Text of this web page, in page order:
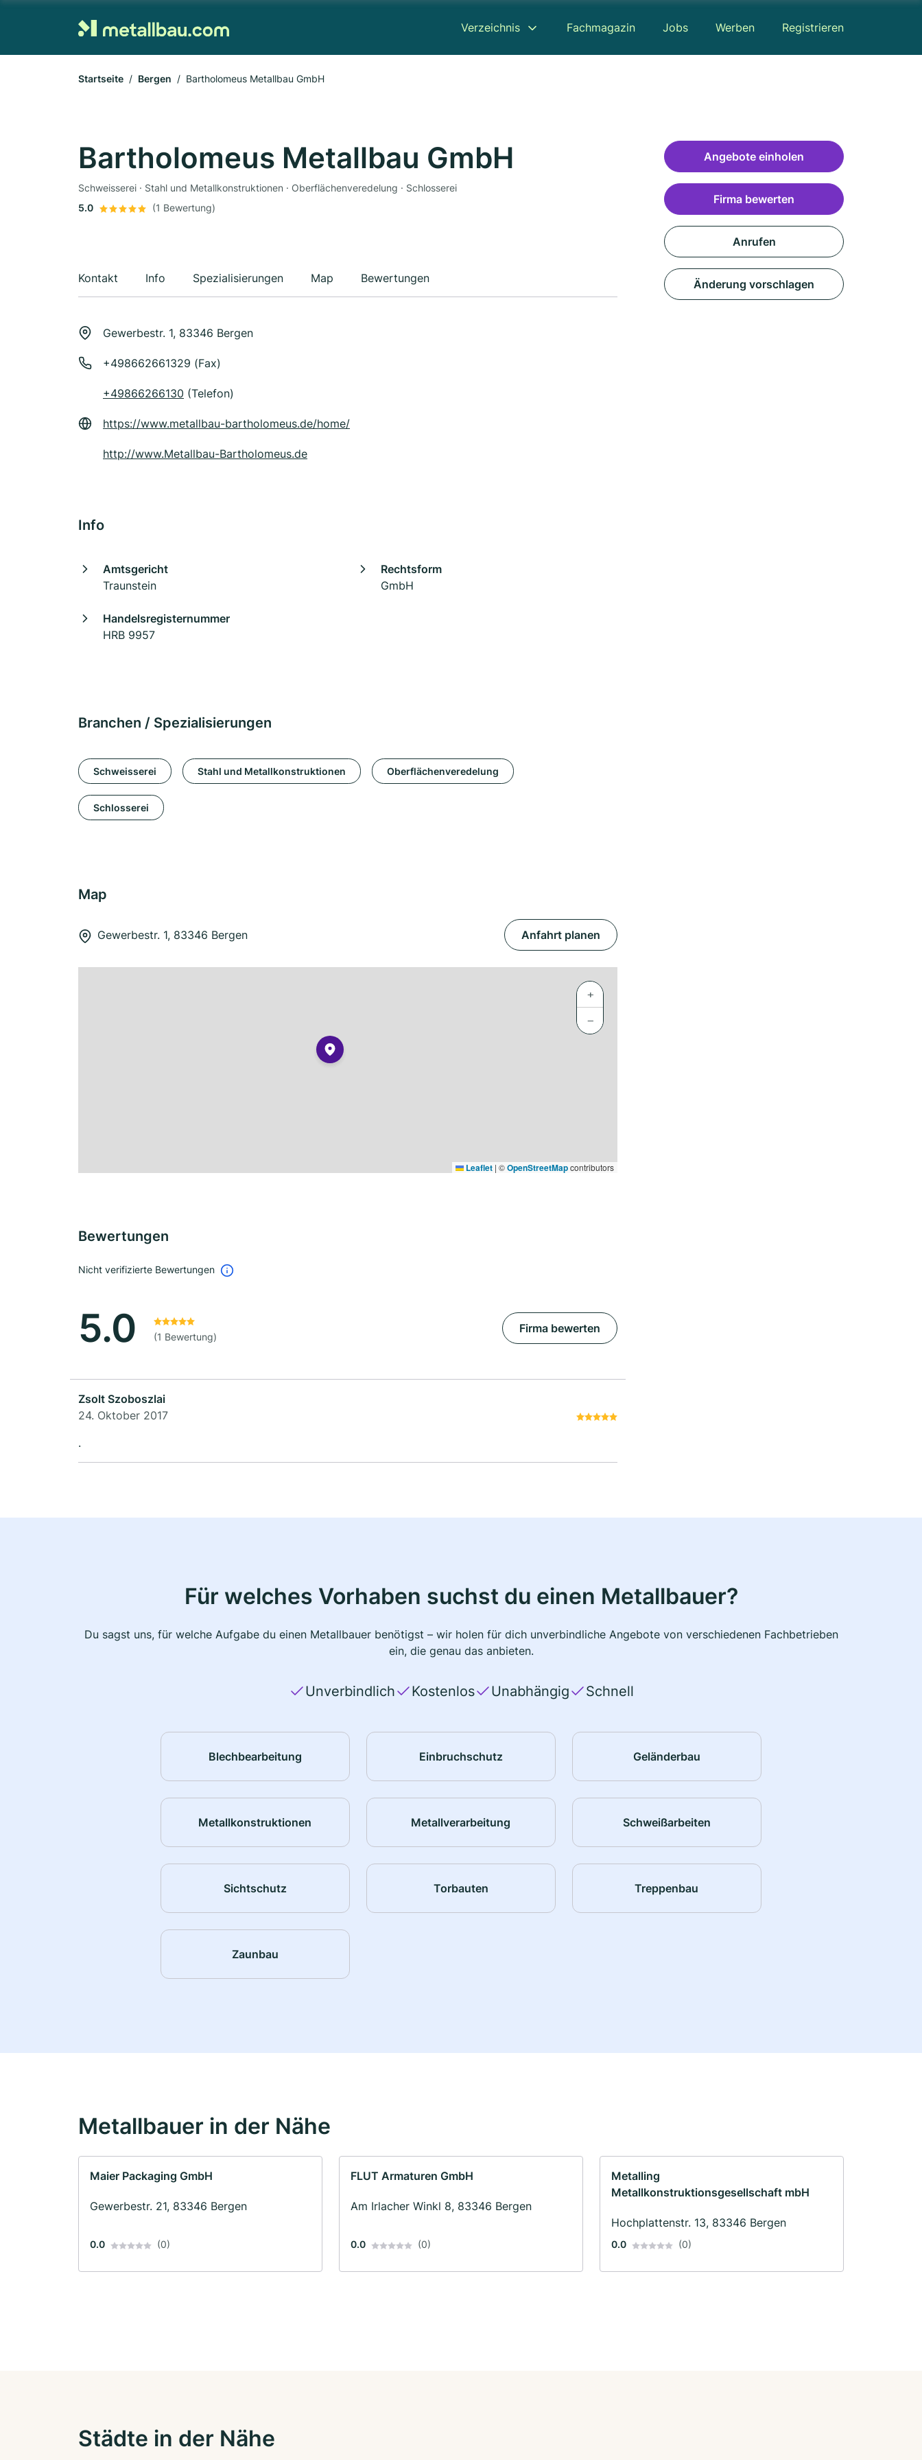
Verzeichnis Fachmagazin Jobs Werben Registrieren
Startseite Bergen Bartholomeus Metallbau GmbH
Bartholomeus Metallbau GmbH
Schweisserei · Stahl und Metallkonstruktionen · Oberflächenveredelung · Schlosserei
5.0
(1 Bewertung)
Kontakt Info Spezialisierungen Map Bewertungen
Gewerbestr. 1, 83346 Bergen
+498662661329 (Fax)
+49866266130 (Telefon)
https://www.metallbau-bartholomeus.de/home/
http://www.Metallbau-Bartholomeus.de
Info
Amtsgericht
Traunstein
Rechtsform
GmbH
Handelsregisternummer
HRB 9957
Branchen / Spezialisierungen
Schweisserei Stahl und Metallkonstruktionen Oberflächenveredelung
Schlosserei
Map
Gewerbestr. 1, 83346 Bergen Anfahrt planen
+
−
Leaflet | ©OpenStreetMapcontributors
Bewertungen
Nicht verifizierte Bewertungen
5.0 (1 Bewertung)
Firma bewerten
Zsolt Szoboszlai
24. Oktober 2017
.
Angebote einholen
Firma bewerten
Anrufen
Änderung vorschlagen
Für welches Vorhaben suchst du einen Metallbauer?
Du sagst uns, für welche Aufgabe du einen Metallbauer benötigst – wir holen für dich unverbindliche Angebote von verschiedenen Fachbetrieben
ein, die genau das anbieten.
Unverbindlich Kostenlos Unabhängig Schnell
Blechbearbeitung Einbruchschutz Geländerbau
Metallkonstruktionen Metallverarbeitung Schweißarbeiten
Sichtschutz Torbauten Treppenbau
Zaunbau
Metallbauer in der Nähe
Maier Packaging GmbH
Gewerbestr. 21, 83346 Bergen
0.0 (0)
FLUT Armaturen GmbH
Am Irlacher Winkl 8, 83346 Bergen
0.0 (0)
Metalling
Metallkonstruktionsgesellschaft mbH
Hochplattenstr. 13, 83346 Bergen
0.0 (0)
Städte in der Nähe